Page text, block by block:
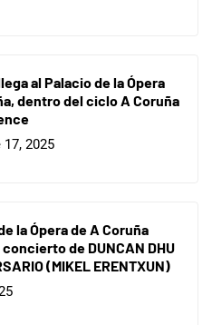
al Palacio de la Ópera
dentro del ciclo A Coruña
2025
la Ópera de A Coruña
de DUNCAN DHU
(MIKEL ERENTXUN)